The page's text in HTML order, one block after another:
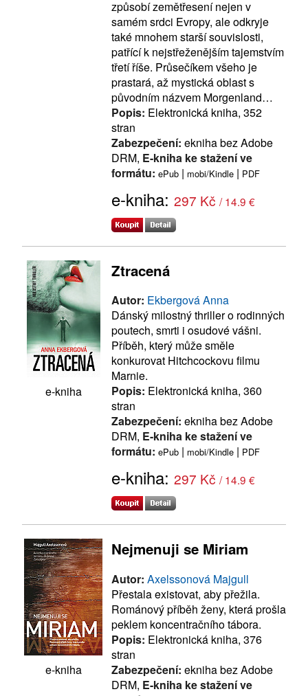
způsobí zemětřesení nejen v
samém srdci Evropy, ale odkryje
také mnohem starší souvislosti,
patřící k nejstřeženějším tajemstvím
třetí říše. Průsečíkem všeho je
prastará, až mystická oblast s
původním názvem Morgenland…
Popis: Elektronická kniha, 352
stran
Zabezpečení: ekniha bez Adobe
DRM, E-kniha ke stažení ve
formátu: ePub | mobi/Kindle | PDF
e-kniha: 297 Kč / 14.9 €
e-kniha
Ztracená
Autor: Ekbergová Anna
Dánský milostný thriller o rodinných
poutech, smrti i osudové vášni.
Příběh, který může směle
konkurovat Hitchcockovu filmu
Marnie.
Popis: Elektronická kniha, 360
stran
Zabezpečení: ekniha bez Adobe
DRM, E-kniha ke stažení ve
formátu: ePub | mobi/Kindle | PDF
e-kniha: 297 Kč / 14.9 €
e-kniha
Nejmenuji se Miriam
Autor: Axelssonová Majgull
Přestala existovat, aby přežila.
Románový příběh ženy, která prošla
peklem koncentračního tábora.
Popis: Elektronická kniha, 376
stran
Zabezpečení: ekniha bez Adobe
DRM, E-kniha ke stažení ve